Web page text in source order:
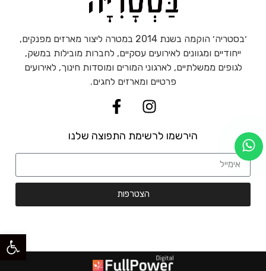
פתח
׳בסטריה׳ הוקמה בשנת 2014 במטרה ליצור מארזים מפנקים,
ייחודיים ומגוונים לאירועים עסקיים, לחברות מובילות במשק,
לגופים ממשלתיים, לארגוני המורים ומוסדות חינוך, לאירועים
פרטיים ומארזים לחגים.
הירשמו לרשימת התפוצה שלנו
הצטרפות